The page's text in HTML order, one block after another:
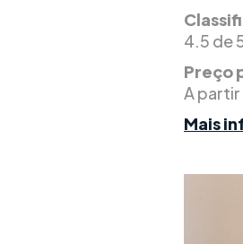
4.5 de
Preço
A
Mais